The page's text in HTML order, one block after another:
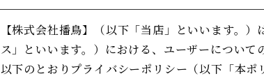
【株式会社播鳥】（以下「当店」といいます。
ス」といいます。）における、ユーザーについて
以下のとおりプライバシーポリシー（以下「本ポ